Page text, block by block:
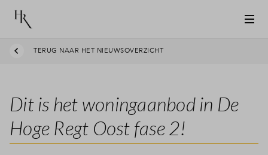
TERUG NAAR HET NIEUWSOVERZICHT
Dit is het woningaanbod in De
Hoge Regt Oost fase 2!